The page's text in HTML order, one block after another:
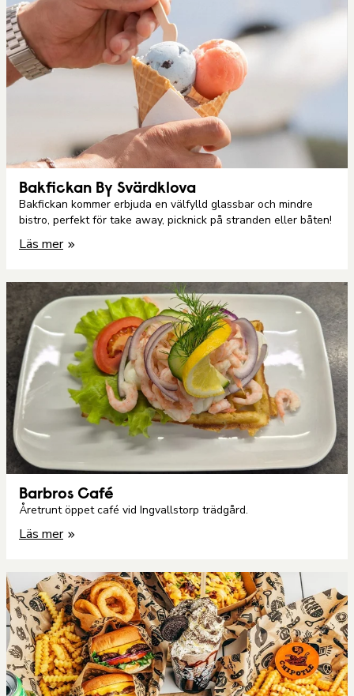
Bakfickan By Svärdklova
Bakfickan kommer erbjuda en välfylld glassbar och mindre
bistro, perfekt för take away, picknick på stranden eller båten!
Läs mer
Barbros Café
Åretrunt öppet café vid Ingvallstorp trädgård.
Läs mer